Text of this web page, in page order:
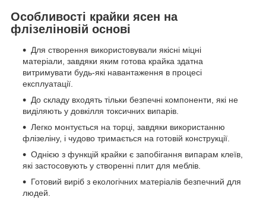
Особливості крайки ясен на
флізеліновій основі
Для створення використовували якісні міцні
матеріали, завдяки яким готова крайка здатна
витримувати будь-які навантаження в процесі
експлуатації.
До складу входять тільки безпечні компоненти, які не
виділяють у довкілля токсичних випарів.
Легко монтується на торці, завдяки використанню
флізеліну, і чудово тримається на готовій конструкції.
Однією з функцій крайки є запобігання випарам клеїв,
які застосовують у створенні плит для меблів.
Готовий виріб з екологічних матеріалів безпечний для
людей.